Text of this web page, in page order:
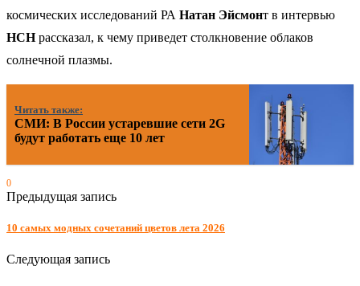
космических исследований РА Натан Эйсмонт в интервью
НСНрассказал, к чему приведет столкновение облаков
солнечной плазмы.
Читать также:
СМИ: В России устаревшие сети 2G
будут работать еще 10 лет
0
Предыдущая запись
10 самых модных сочетаний цветов лета 2026
Следующая запись